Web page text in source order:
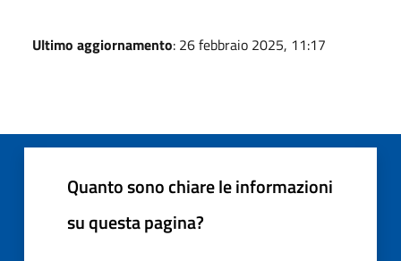
Ultimo aggiornamento: 26 febbraio 2025, 11:17
Quanto sono chiare le informazioni
su questa pagina?